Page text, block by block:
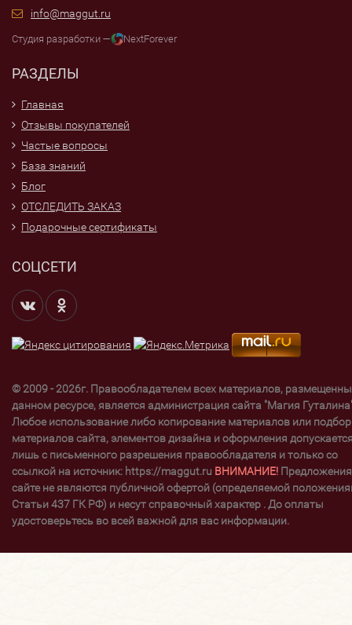
info@maggut.ru
Студия разработки — NextForever
РАЗДЕЛЫ
Главная
Отзывы покупателей
Частые вопросы
База знаний
Блог
ОТСЛЕДИТЬ ЗАКАЗ
Подарочные сертификаты
СОЦСЕТИ
© 2009 - 2026г. Правообладателем всех материалов,
данном ресурсе, является администрация сайта "Магия
Любое использование либо копирование материалов или
материалов сайта, элементов дизайна и оформления
лишь с письменного разрешения правообладателя и только со
ссылкой на источник: https://maggut.ru ВНИМАНИЕ!
сайте не являются публичной офертой (определяемой
Статьи 437 ГК РФ) и несут справочный характер . До оплаты
удостоверьтесь во всей важной для вас информации.